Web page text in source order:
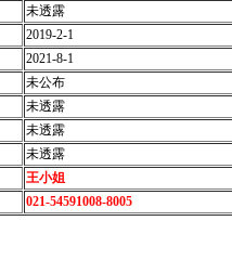
未透露
2019-2-1
2021-8-1
未公布
未透露
未透露
未透露
王小姐
021-54591008-8005